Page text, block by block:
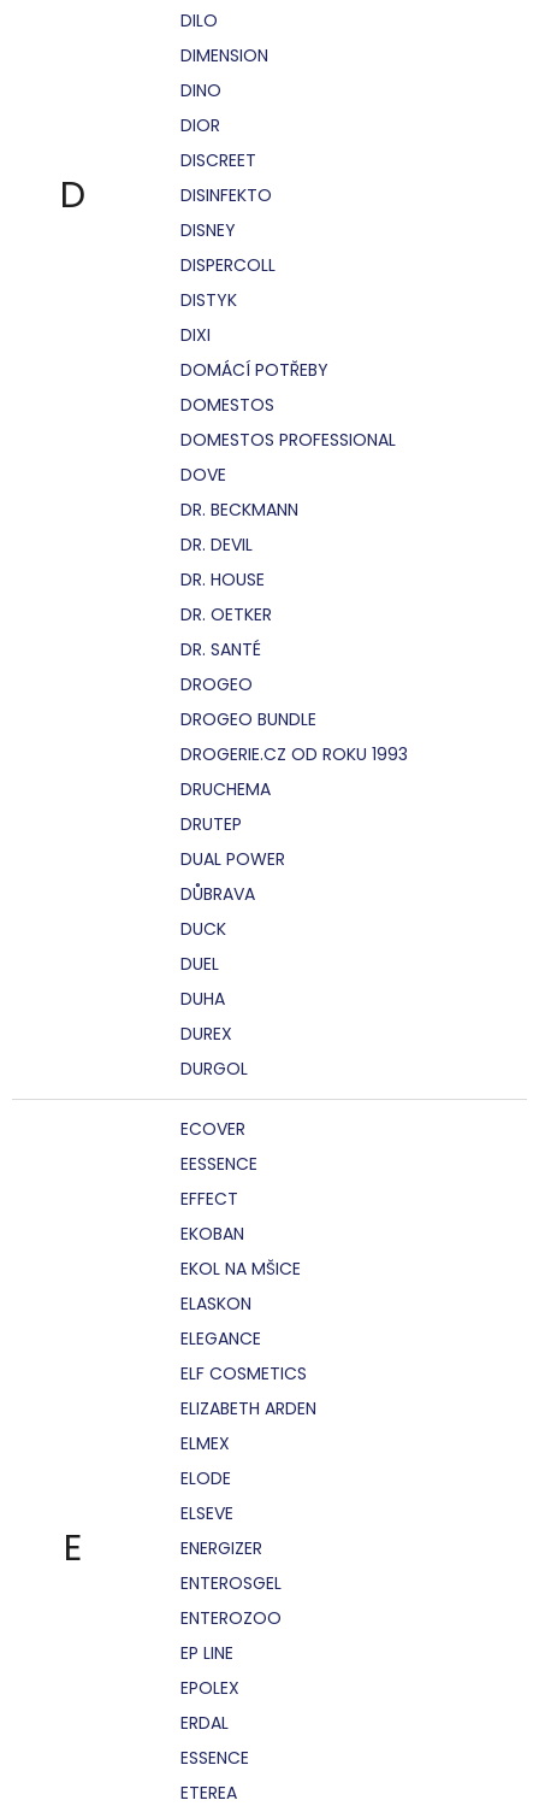
D
DILO
DIMENSION
DINO
DIOR
DISCREET
DISINFEKTO
DISNEY
DISPERCOLL
DISTYK
DIXI
DOMÁCÍ POTŘEBY
DOMESTOS
DOMESTOS PROFESSIONAL
DOVE
DR. BECKMANN
DR. DEVIL
DR. HOUSE
DR. OETKER
DR. SANTÉ
DROGEO
DROGEO BUNDLE
DROGERIE.CZ OD ROKU 1993
DRUCHEMA
DRUTEP
DUAL POWER
DŮBRAVA
DUCK
DUEL
DUHA
DUREX
DURGOL
E
ECOVER
EESSENCE
EFFECT
EKOBAN
EKOL NA MŠICE
ELASKON
ELEGANCE
ELF COSMETICS
ELIZABETH ARDEN
ELMEX
ELODE
ELSEVE
ENERGIZER
ENTEROSGEL
ENTEROZOO
EP LINE
EPOLEX
ERDAL
ESSENCE
ETEREA